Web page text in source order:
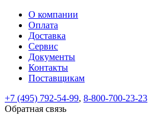
ВходРегистрация
Только
test@example.com
отправлена
по
ней
для
Только
Восстановление
пароля
Заполните
форму.
Мы
отправим
На
вашу
test@test.ru
отправлена
Введите
новый
пароль
Пароль
успешно
Обратная
связь
Ваше
сообщение
успешно
О компании
Оплата
Доставка
Сервис
Документы
Контакты
Поставщикам
+7 (495) 792-54-99, 8-800-700-23-23
Обратная связь